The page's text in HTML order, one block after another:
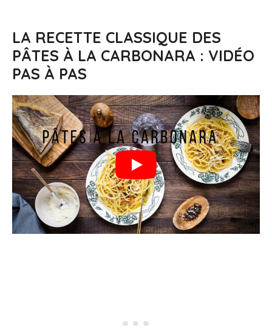
LA RECETTE CLASSIQUE DES
PÂTES À LA CARBONARA : VIDÉO
PAS À PAS